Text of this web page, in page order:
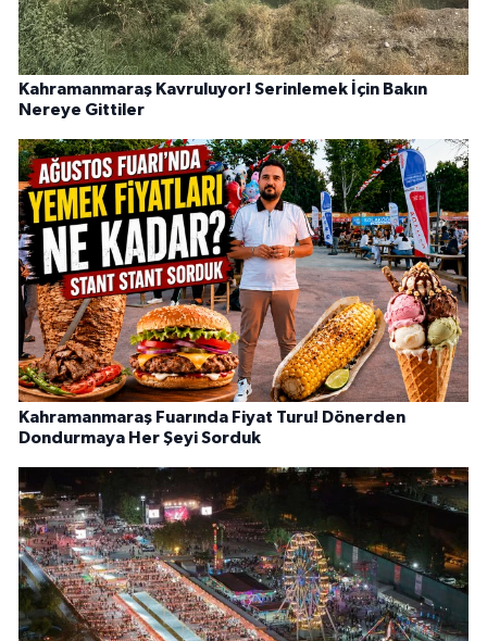
Kahramanmaraş Kavruluyor! Serinlemek İçin Bakın
Nereye Gittiler
Kahramanmaraş Fuarında Fiyat Turu! Dönerden
Dondurmaya Her Şeyi Sorduk